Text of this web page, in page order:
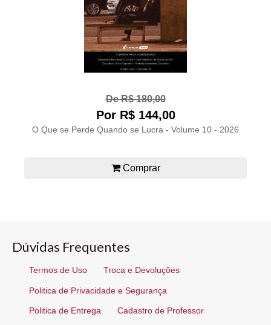
De R$ 180,00
Por R$ 144,00
O Que se Perde Quando se Lucra - Volume 10 - 2026
Comprar
Dúvidas Frequentes
Termos de Uso Troca e Devoluções
Politica de Privacidade e Segurança
Politica de Entrega Cadastro de Professor